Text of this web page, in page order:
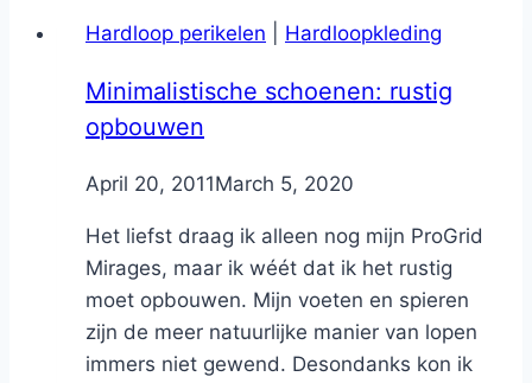
Hardloop perikelen Hardloopkleding
Minimalistische schoenen: rustig
opbouwen
ByNicole
April 20, 2011March 5, 2020
Het liefst draag ik alleen nog mijn ProGrid
Mirages, maar ik wéét dat ik het rustig
moet opbouwen. Mijn voeten en spieren
zijn de meer natuurlijke manier van lopen
immers niet gewend. Desondanks kon ik